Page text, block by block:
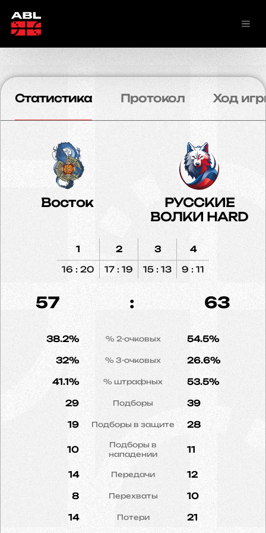
Статистика Протокол Ход
Восток
РУССКИЕ
ВОЛКИ HARD
1
16 : 20
2
17 : 19
3
15 : 13
4
9 : 11
57 : 63
38.2% % 2-очковых 54.5%
32% % 3-очковых 26.6%
41.1% % штрафных 53.5%
29 Подборы 39
19 Подборы в защите 28
10
Подборы в
нападении
11
14 Передачи 12
8 Перехваты 10
14 Потери 21